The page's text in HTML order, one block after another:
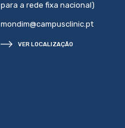
para a rede fixa nacional)
mondim@campusclinic.pt
VER LOCALIZAÇÃO